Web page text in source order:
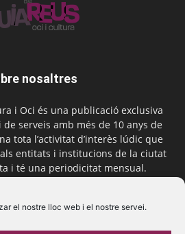
el nostre lloc web i el nostre servei.
nosaltres
i Oci és una publicació exclusiva
serveis amb més de 10 anys de
tota l’activitat d’interès lúdic que
entitats i institucions de la ciutat
i té una periodicitat mensual.